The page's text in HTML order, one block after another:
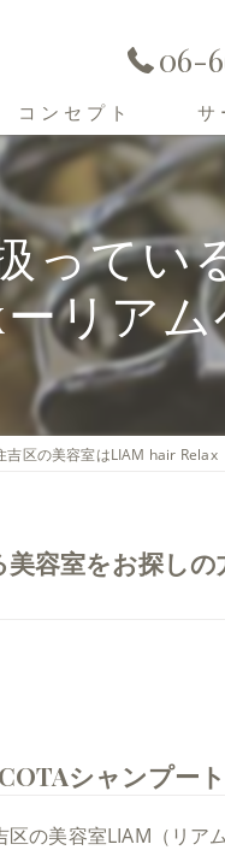
06-
コンセプト
住吉区の美容室･LIAM hair
住吉区の美容室･LIAM hair
住吉区の美容室･LIAM hair
サ
って
リア
吉区の美容室はLIAM hair Relax
容室をお探し
COTAシャンプー
区の美容室LIAM（リア